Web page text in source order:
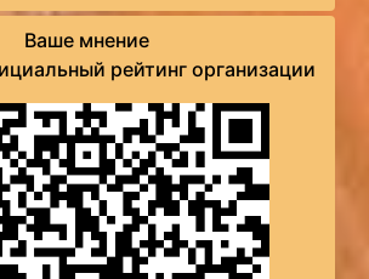
Ваше мнение
рейтинг организации